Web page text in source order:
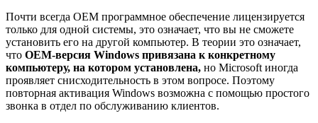
Почти всегда OEM программное обеспечение лицензируется
только для одной системы, это означает, что вы не сможете
установить его на другой компьютер. В теории это означает,
что OEM-версия Windows привязана к конкретному
компьютеру, на котором установлена, но Microsoft иногда
проявляет снисходительность в этом вопросе. Поэтому
повторная активация Windows возможна с помощью простого
звонка в отдел по обслуживанию клиентов.